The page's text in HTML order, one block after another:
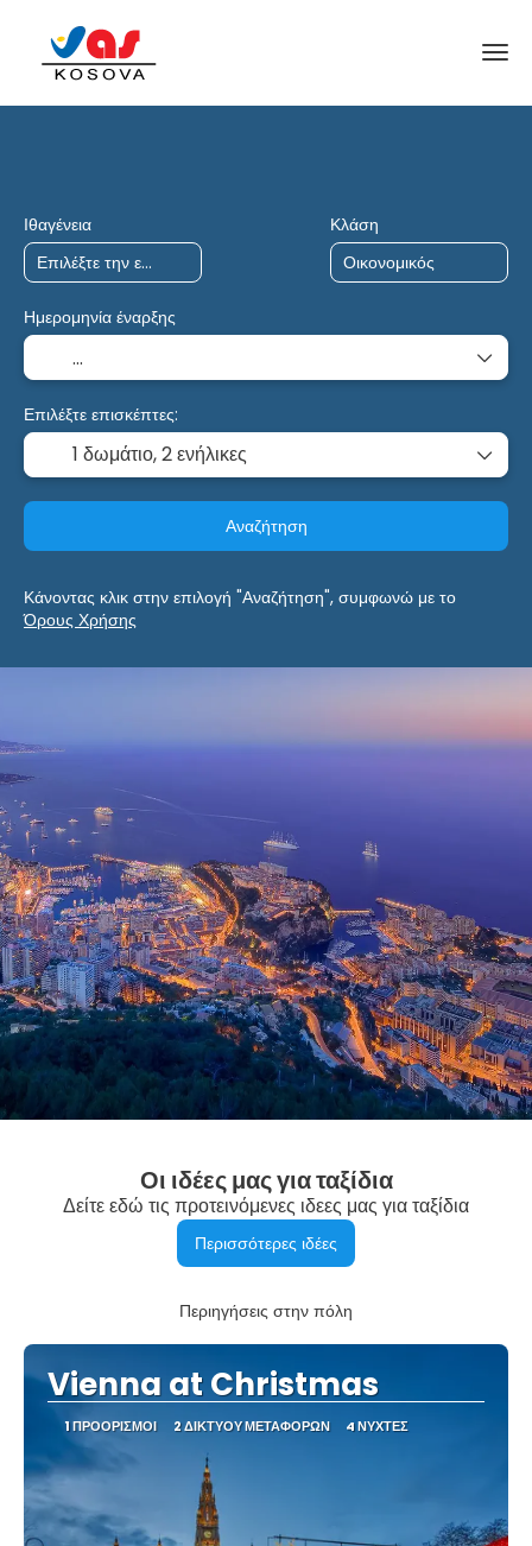
Ιθαγένεια Κλάση
Ημερομηνία έναρξης
Επιλέξτε επισκέπτες:
1 δωμάτιο,2 ενήλικες
Αναζήτηση
Κάνοντας κλικ στην επιλογή "Αναζήτηση", συμφωνώ με το
Όρους Χρήσης
Οι ιδέες μας για ταξίδια
Δείτε εδώ τις προτεινόμενες ιδεες μας για ταξίδια
Περισσότερες ιδέες
Περιηγήσεις στην πόλη
Vienna at Christmas
1 ΠΡΟΟΡΙΣΜΟΊ 2 ΔΙΚΤΎΟΥ ΜΕΤΑΦΟΡΏΝ 4 ΝΎΧΤΕΣ